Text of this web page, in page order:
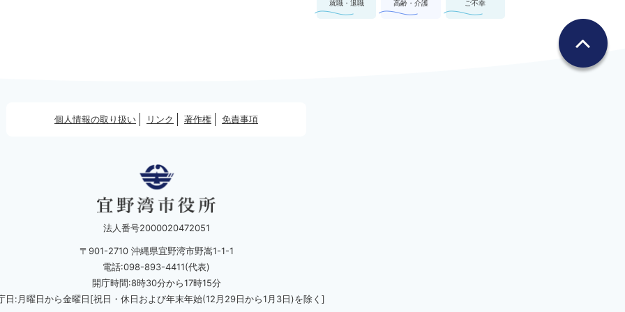
就職・退職 高齢・介護 ご不幸
個人情報の取り扱い リンク 著作権 免責事項
法人番号2000020472051
〒901-2710 沖縄県宜野湾市野嵩1-1-1
電話:098-893-4411(代表)
開庁時間:8時30分から17時15分
日:月曜日から金曜日[祝日・休日および年末年始(12月29日から1月3日)を除く]